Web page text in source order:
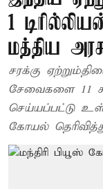
1
மத்திய
சரக்கு
சேவைகளை 11
செய்யப்பட்டு
கோயல்